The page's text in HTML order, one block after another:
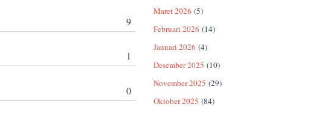
9
1
0
Maret 2026 (5)
Februari 2026 (14)
Januari 2026 (4)
Desember 2025 (10)
November 2025 (29)
Oktober 2025 (84)